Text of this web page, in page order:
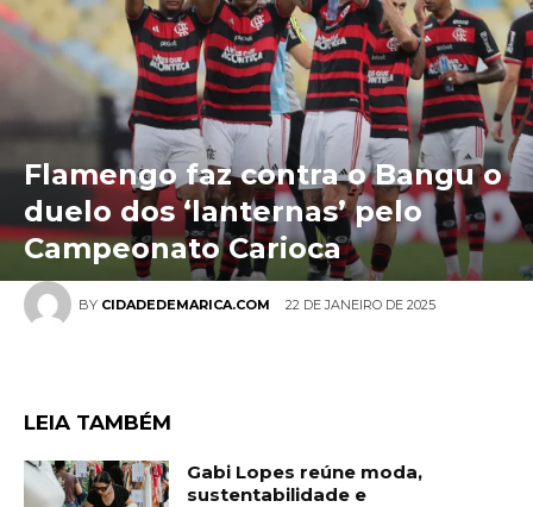
BY CIDADEDEMARICA.COM 22 DE JANEIRO DE 2025
Flamengo faz contra o Bangu o
duelo dos ‘lanternas’ pelo
Campeonato Carioca
LEIA TAMBÉM
Gabi Lopes reúne moda,
sustentabilidade e